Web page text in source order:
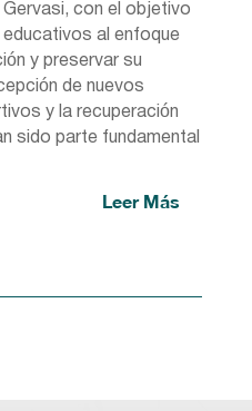
con el objetivo
al enfoque
y preservar su
de nuevos
y la recuperación
sido parte fundamental
Leer Más